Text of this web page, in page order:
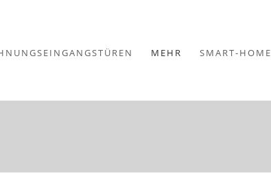
MEHR SMART-HOME